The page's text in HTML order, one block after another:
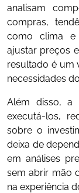
analisam
compras,
como clima e
ajustar preços
resultado é um
necessidades
Além disso, a
executá-los,
sobre o
deixa de
em análises
sem abrir mão
na experiência